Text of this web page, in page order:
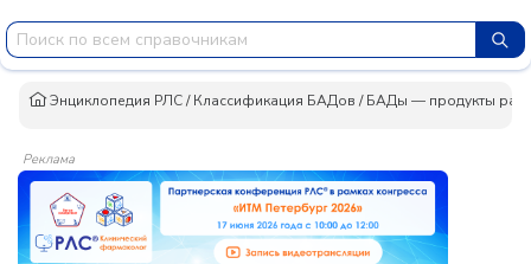
Энциклопедия РЛС/Классификация БАДов /БАДы — продукты
Реклама